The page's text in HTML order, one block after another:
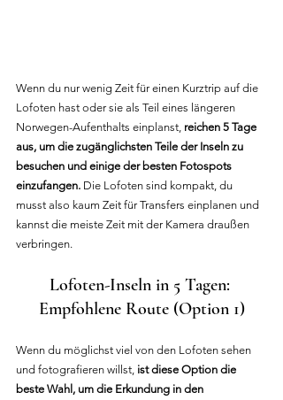
Wenn du nur wenig Zeit für einen Kurztrip auf die
Lofoten hast oder sie als Teil eines längeren
Norwegen-Aufenthalts einplanst, reichen 5 Tage
aus, um die zugänglichsten Teile der Inseln zu
besuchen und einige der besten Fotospots
einzufangen. Die Lofoten sind kompakt, du
musst also kaum Zeit für Transfers einplanen und
kannst die meiste Zeit mit der Kamera draußen
verbringen.
Lofoten-Inseln in 5 Tagen:
Empfohlene Route (Option 1)
Wenn du möglichst viel von den Lofoten sehen
und fotografieren willst, ist diese Option die
beste Wahl, um die Erkundung in den